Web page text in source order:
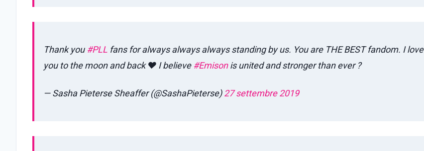
Thank you #PLL fans for always always always standing by us. You are THE BEST fandom. I love
you to the moon and back ♥️ I believe #Emisonis united and stronger than ever ?
— Sasha Pieterse Sheaffer (@SashaPieterse)27 settembre 2019